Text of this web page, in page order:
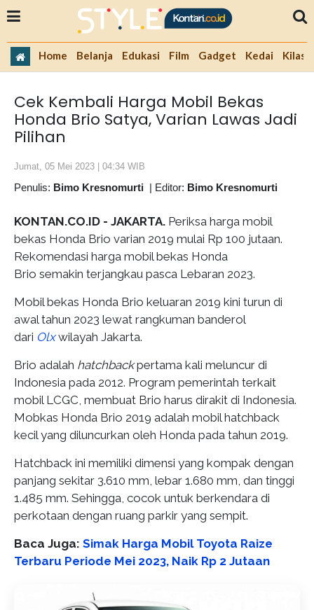
Home Belanja Edukasi Film Gadget Kedai Kilas
Cek Kembali Harga Mobil Bekas
Honda Brio Satya, Varian Lawas Jadi
Pilihan
Jumat, 05 Mei 2023 | 04:34 WIB
Penulis: Bimo Kresnomurti | Editor: Bimo Kresnomurti
KONTAN.CO.ID - JAKARTA. Periksa harga mobil
bekas Honda Brio varian 2019 mulai Rp 100 jutaan.
Rekomendasi harga mobil bekas Honda
Brio semakin terjangkau pasca Lebaran 2023.
Mobil bekas Honda Brio keluaran 2019 kini turun di
awal tahun 2023 lewat rangkuman banderol
dari Olx wilayah Jakarta.
Brio adalah hatchbackpertama kali meluncur di
Indonesia pada 2012. Program pemerintah terkait
mobil LCGC, membuat Brio harus dirakit di Indonesia.
Mobkas Honda Brio 2019 adalah mobil hatchback
kecil yang diluncurkan oleh Honda pada tahun 2019.
Hatchback ini memiliki dimensi yang kompak dengan
panjang sekitar 3.610 mm, lebar 1.680 mm, dan tinggi
1.485 mm. Sehingga, cocok untuk berkendara di
perkotaan dengan ruang parkir yang sempit.
Baca Juga: Simak Harga Mobil Toyota Raize
Terbaru Periode Mei 2023, Naik Rp 2 Jutaan